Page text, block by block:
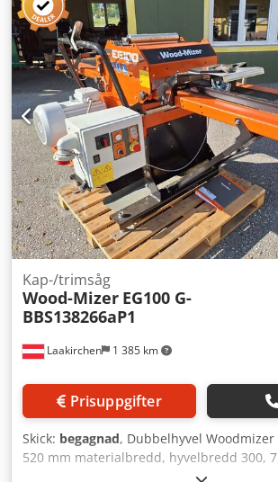
CTR-EGL Sågbladstyrning, elektriskt
förlängning för en extra sektion CTR-
Bevattningspump med automatisk start
Sågbladspännanordning Dedjzqrrqopfx Ag
Extra styrstation för hydraulik
Laakirchen 1 385 km
Kap-/trimsåg
Wood-Mizer EG100 G-
BBS138266aP1
Prisuppgifter
Skick: begagnad, Dubbelhyvel Woodmizer
520 mm materialbredd, hyvelbredd 300,
bladdiameter, 50 mm snitthöjd. Dwedpfx